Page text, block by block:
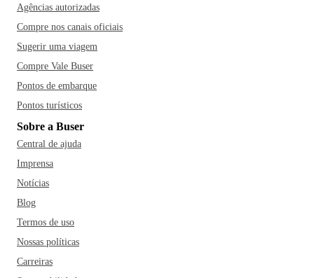
Agências autorizadas
Compre nos canais oficiais
Sugerir uma viagem
Compre Vale Buser
Pontos de embarque
Pontos turísticos
Sobre a Buser
Central de ajuda
Imprensa
Notícias
Blog
Termos de uso
Nossas políticas
Carreiras